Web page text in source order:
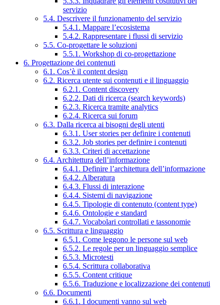
servizio
5.4. Descrivere il funzionamento del servizio
5.4.1. Mappare l’ecosistema
5.4.2. Rappresentare i flussi di servizio
5.5. Co-progettare le soluzioni
5.5.1. Workshop di co-progettazione
6. Progettazione dei contenuti
6.1. Cos’è il content design
6.2. Ricerca utente sui contenuti e il linguaggio
6.2.1. Content discovery
6.2.2. Dati di ricerca (search keywords)
6.2.3. Ricerca tramite analytics
6.2.4. Ricerca sui forum
6.3. Dalla ricerca ai bisogni degli utenti
6.3.1. User stories per definire i contenuti
6.3.2. Job stories per definire i contenuti
6.3.3. Criteri di accettazione
6.4. Architettura dell’informazione
6.4.1. Definire l’architettura dell’informazione
6.4.2. Alberatura
6.4.3. Flussi di interazione
6.4.4. Sistemi di navigazione
6.4.5. Tipologie di contenuto (content type)
6.4.6. Ontologie e standard
6.4.7. Vocabolari controllati e tassonomie
6.5. Scrittura e linguaggio
6.5.1. Come leggono le persone sul web
6.5.2. Le regole per un linguaggio semplice
6.5.3. Microtesti
6.5.4. Scrittura collaborativa
6.5.5. Content critique
6.5.6. Traduzione e localizzazione dei contenuti
6.6. Documenti
6.6.1. I documenti vanno sul web